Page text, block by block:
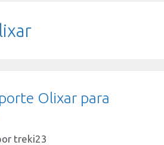
Olixar para
treki23